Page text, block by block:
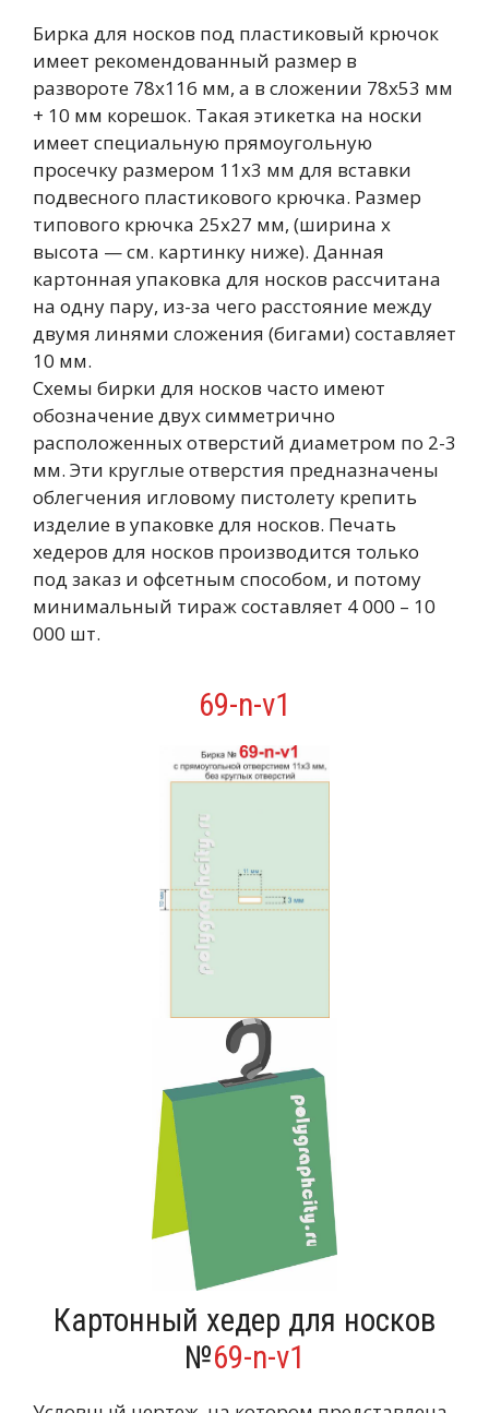
Бирка для носков под пластиковый крючок
имеет рекомендованный размер в
развороте 78х116 мм, а в сложении 78х53 мм
+ 10 мм корешок. Такая этикетка на носки
имеет специальную прямоугольную
просечку размером 11х3 мм для вставки
подвесного пластикового крючка. Размер
типового крючка 25х27 мм, (ширина х
высота — см. картинку ниже). Данная
картонная упаковка для носков рассчитана
на одну пару, из-за чего расстояние между
двумя линями сложения (бигами) составляет
10 мм.
Схемы бирки для носков часто имеют
обозначение двух симметрично
расположенных отверстий диаметром по 2-3
мм. Эти круглые отверстия предназначены
облегчения игловому пистолету крепить
изделие в упаковке для носков. Печать
хедеров для носков производится только
под заказ и офсетным способом, и потому
минимальный тираж составляет 4 000 – 10
000 шт.
69-n-v1
Картонный хедер для носков
№69-n-v1